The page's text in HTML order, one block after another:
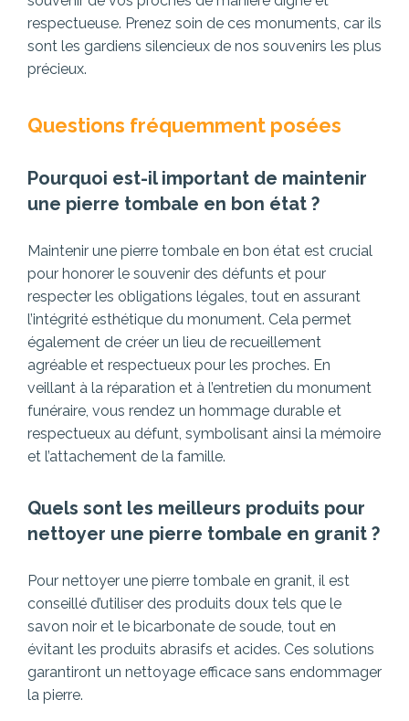
respectueuse. Prenez soin de ces monuments, car ils
sont les gardiens silencieux de nos souvenirs les plus
précieux.
Questions fréquemment posées
Pourquoi est-il important de maintenir
une pierre tombale en bon état ?
Maintenir une pierre tombale en bon état est crucial
pour honorer le souvenir des défunts et pour
respecter les obligations légales, tout en assurant
l’intégrité esthétique du monument. Cela permet
également de créer un lieu de recueillement
agréable et respectueux pour les proches. En
veillant à la réparation et à l’entretien du monument
funéraire, vous rendez un hommage durable et
respectueux au défunt, symbolisant ainsi la mémoire
et l’attachement de la famille.
Quels sont les meilleurs produits pour
nettoyer une pierre tombale en granit ?
Pour nettoyer une pierre tombale en granit, il est
conseillé d’utiliser des produits doux tels que le
savon noir et le bicarbonate de soude, tout en
évitant les produits abrasifs et acides. Ces solutions
garantiront un nettoyage efficace sans endommager
la pierre.